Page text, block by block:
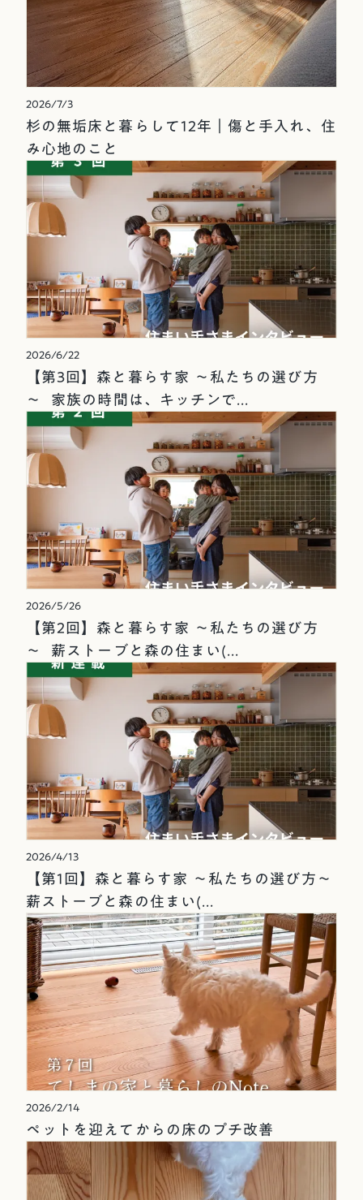
2026/7/3
杉の無垢床と暮らして12年｜傷と手入れ、住
み心地のこと
2026/6/22
【第3回】森と暮らす家 ～私たちの選び方
～ 家族の時間は、キッチンで...
2026/5/26
【第2回】森と暮らす家 ～私たちの選び方
～ 薪ストーブと森の住まい(...
2026/4/13
【第1回】森と暮らす家 ～私たちの選び方～
薪ストーブと森の住まい(...
2026/2/14
ペットを迎えてからの床のプチ改善